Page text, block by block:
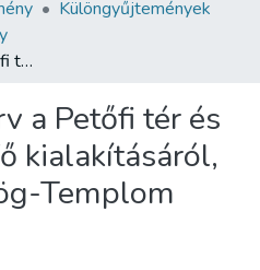
Különgyűjtemények
Fantasztikus terv a Petőfi tér és az Erzsébethidfő kialakításáról, valamint a Görög-Templom átépítéséről
a Petőfi tér és
kialakításáról,
Templom